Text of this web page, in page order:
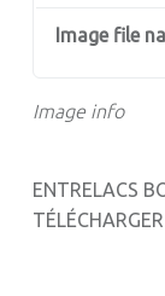
Image info
Image file
ENTRELACS